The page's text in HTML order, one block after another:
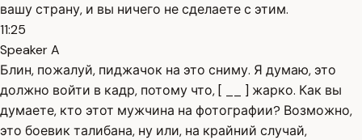
вашу страну, и вы ничего не сделаете с этим.
11:25
Speaker A
Блин, пожалуй, пиджачок на это сниму. Я думаю, это
должно войти в кадр, потому что, [ __ ] жарко. Как вы
думаете, кто этот мужчина на фотографии? Возможно,
это боевик талибана, ну или, на крайний случай,